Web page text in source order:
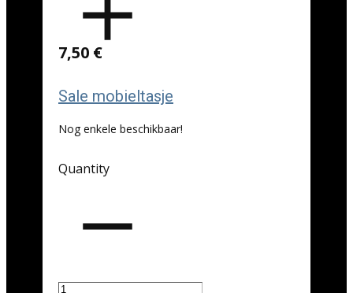
7,50 €
Sale mobieltasje
Nog enkele beschikbaar!
Quantity